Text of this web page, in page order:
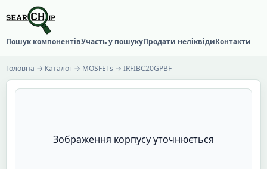
Пошук компонентівУчасть у пошукуПродати неліквідиКонтакти
Головна → Каталог → MOSFETs → IRFIBC20GPBF
Зображення корпусу уточнюється